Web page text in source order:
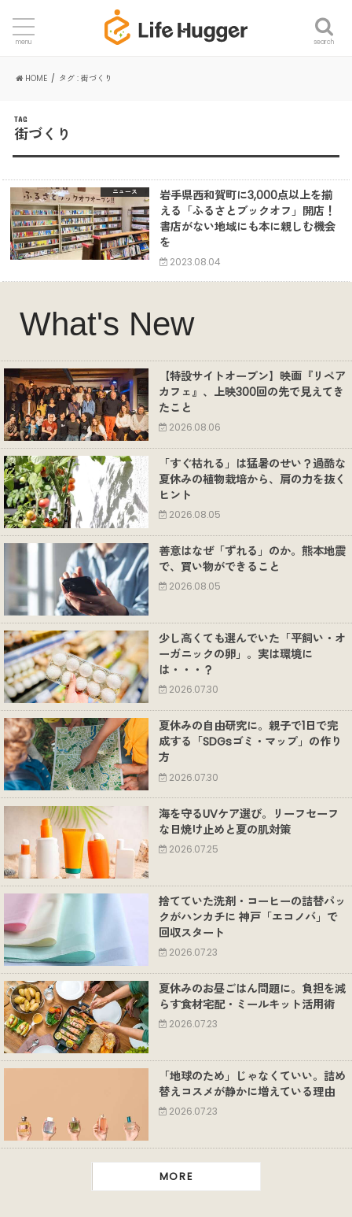
search
menu
HOME タグ : 街づくり
TAG
街づくり
ニュース
岩手県西和賀町に3,000点以上を揃
える「ふるさとブックオフ」開店！
書店がない地域にも本に親しむ機会
を
2023.08.04
What's New
【特設サイトオープン】映画『リペア
カフェ』、上映300回の先で見えてき
たこと
2026.08.06
「すぐ枯れる」は猛暑のせい？過酷な
夏休みの植物栽培から、肩の力を抜く
ヒント
2026.08.05
善意はなぜ「ずれる」のか。熊本地震
で、買い物ができること
2026.08.05
少し高くても選んでいた「平飼い・オ
ーガニックの卵」。実は環境に
は・・・？
2026.07.30
夏休みの自由研究に。親子で1日で完
成する「SDGsゴミ・マップ」の作り
方
2026.07.30
海を守るUVケア選び。リーフセーフ
な日焼け止めと夏の肌対策
2026.07.25
捨てていた洗剤・コーヒーの詰替パッ
クがハンカチに 神戸「エコノバ」で
回収スタート
2026.07.23
夏休みのお昼ごはん問題に。負担を減
らす食材宅配・ミールキット活用術
2026.07.23
「地球のため」じゃなくていい。詰め
替えコスメが静かに増えている理由
2026.07.23
MORE